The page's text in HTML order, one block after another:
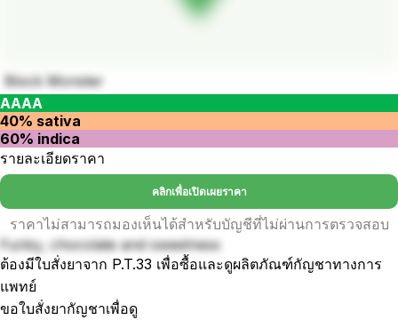
Block Monster
AAAA
40% sativa
60% indica
รายละเอียดราคา
คลิกเพื่อเปิดเผยราคา
ราคาไม่สามารถมองเห็นได้สำหรับบัญชีที่ไม่ผ่านการตรวจสอบ
Funky, chocolate and sweetness
ต้องมีใบสั่งยาจาก P.T.33 เพื่อซื้อและดูผลิตภัณฑ์กัญชาทางการ
แพทย์
ขอใบสั่งยากัญชาเพื่อดู